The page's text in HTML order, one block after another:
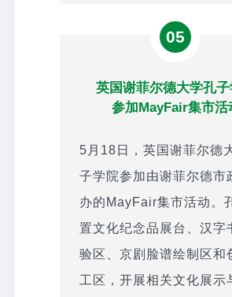
05
英国谢菲尔德大学孔
参加MayFair集市活
5月18日，英国谢菲尔德
子学院参加由谢菲尔德市
办的MayFair集市活动。
置文化纪念品展台、汉字
验区、京剧脸谱绘制区和
工区，开展相关文化展示